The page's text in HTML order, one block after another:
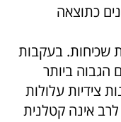
כתוצאה
שכיחות. בעקבות
הגבוה ביותר
צידיות עלולות
לרב אינה קטלנית